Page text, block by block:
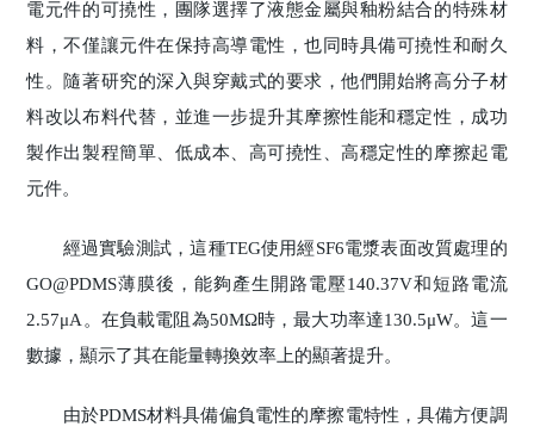
電元件的可撓性，團隊選擇了液態金屬與釉粉結合的特殊材
料，不僅讓元件在保持高導電性，也同時具備可撓性和耐久
性。隨著研究的深入與穿戴式的要求，他們開始將高分子材
料改以布料代替，並進一步提升其摩擦性能和穩定性，成功
製作出製程簡單、低成本、高可撓性、高穩定性的摩擦起電
元件。
經過實驗測試，這種TEG使用經SF6電漿表面改質處理的
GO@PDMS薄膜後，能夠產生開路電壓140.37V和短路電流
2.57μA。在負載電阻為50MΩ時，最大功率達130.5μW。這一
數據，顯示了其在能量轉換效率上的顯著提升。
由於PDMS材料具備偏負電性的摩擦電特性，具備方便調